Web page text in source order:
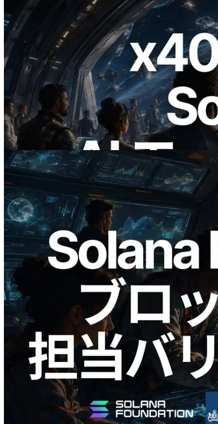
2026.07.04
ERPC、x402 決済対応の Solana RPC を
公開 — AI エージェントが必要な API
にその場で支払う時代の幕開け
この記事を読む
2026.05.24
Validators Solutions、Solana ブロックア
ナライザーを公開 — slot 単位のブロッ
ク生成時間と担当バリデータを視覚化
この記事を読む
さらに読み込む